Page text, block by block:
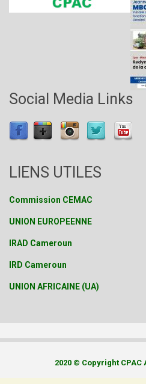
Social Media Links
LIENS UTILES
Commission CEMAC
UNION EUROPEENNE
IRAD Cameroun
IRD Cameroun
UNION AFRICAINE (UA)
2020 © Copyright CPAC